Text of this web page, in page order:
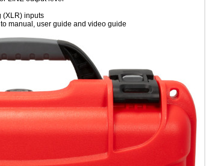
(XLR) inputs
manual, user guide and video guide